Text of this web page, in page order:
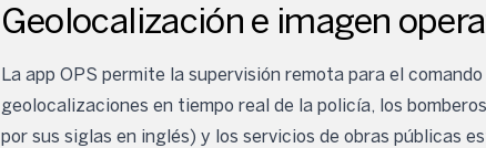
Geolocalización e imagen
La app OPS permite la supervisión remota para el
geolocalizaciones en tiempo real de la policía, los
por sus siglas en inglés) y los servicios de obras públicas